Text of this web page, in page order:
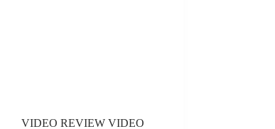
VIDEO REVIEW VIDEO